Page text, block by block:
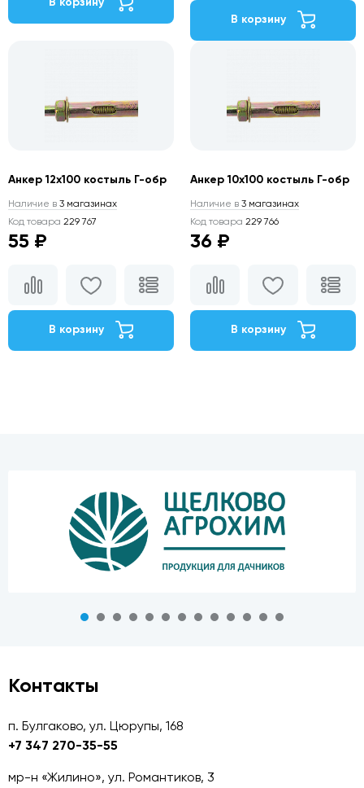
В корзину
Анкер 12х100 костыль Г-обр
Наличие в 3 магазинах
Код товара 229 767
55 ₽
В корзину
Анкер 10х100 костыль Г-обр
Наличие в 3 магазинах
Код товара 229 766
36 ₽
В корзину
Контакты
п. Булгаково, ул. Цюрупы, 168
+7 347 270-35-55
мр-н «Жилино», ул. Романтиков, 3